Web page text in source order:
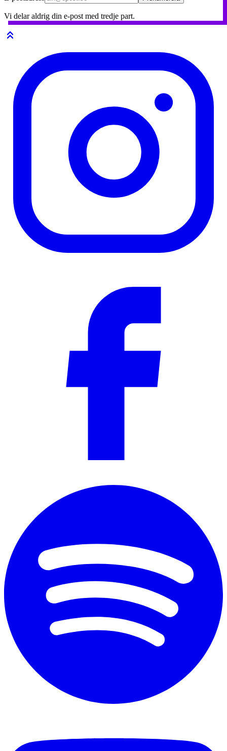
Vi delar aldrig din e-post med tredje part.